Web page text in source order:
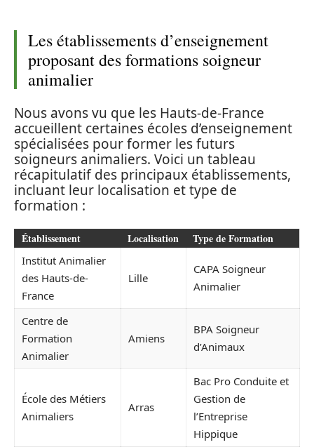
Les établissements d’enseignement
proposant des formations soigneur
animalier
Nous avons vu que les Hauts-de-France
accueillent certaines écoles d’enseignement
spécialisées pour former les futurs
soigneurs animaliers. Voici un tableau
récapitulatif des principaux établissements,
incluant leur localisation et type de
formation :
Établissement Localisation Type de Formation
Institut Animalier
des Hauts-de-
France
Lille
CAPA Soigneur
Animalier
Centre de
Formation
Animalier
Amiens
BPA Soigneur
d’Animaux
École des Métiers
Animaliers
Arras
Bac Pro Conduite et
Gestion de
l’Entreprise
Hippique